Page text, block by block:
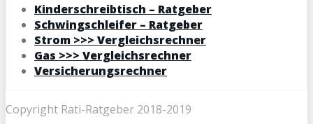
Kinderschreibtisch – Ratgeber
Schwingschleifer – Ratgeber
Strom >>> Vergleichsrechner
Gas >>> Vergleichsrechner
Versicherungsrechner
Copyright Rati-Ratgeber 2018-2019